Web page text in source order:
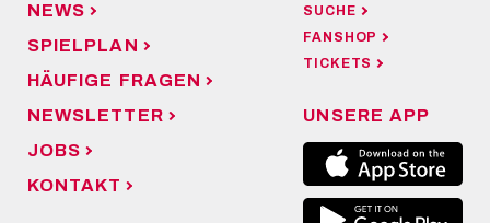
NEWS
SPIELPLAN
HÄUFIGE FRAGEN
NEWSLETTER
JOBS
KONTAKT
SUCHE
FANSHOP
TICKETS
UNSERE APP